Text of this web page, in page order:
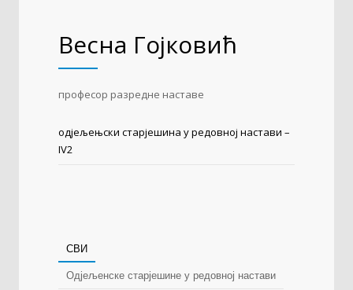
Весна Гојковић
професор разредне наставе
одјељењски старјешина у редовној настави –
IV2
СВИ
Одјељенске старјешине у редовној настави